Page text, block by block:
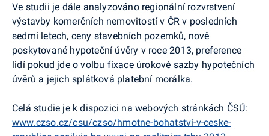
Ve studii je dále analyzováno regionální rozvrstvení
výstavby komerčních nemovitostí v ČR v posledních
sedmi letech, ceny stavebních pozemků, nově
poskytované hypoteční úvěry v roce 2013, preference
lidí pokud jde o volbu fixace úrokové sazby hypotečních
úvěrů a jejich splátková platební morálka.
Celá studie je k dispozici na webových stránkách ČSÚ:
www.czso.cz/csu/czso/hmotne-bohatstvi-v-ceske-